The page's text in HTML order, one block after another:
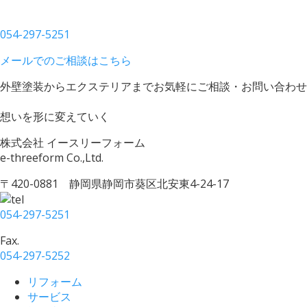
054-297-5251
メールでのご相談はこちら
外壁塗装からエクステリアまでお気軽にご相談・お問い合わ
想いを形に変えていく
株式会社 イースリーフォーム
e-threeform Co.,Ltd.
〒420-0881 静岡県静岡市葵区北安東4-24-17
054-297-5251
Fax.
054-297-5252
リフォーム
サービス